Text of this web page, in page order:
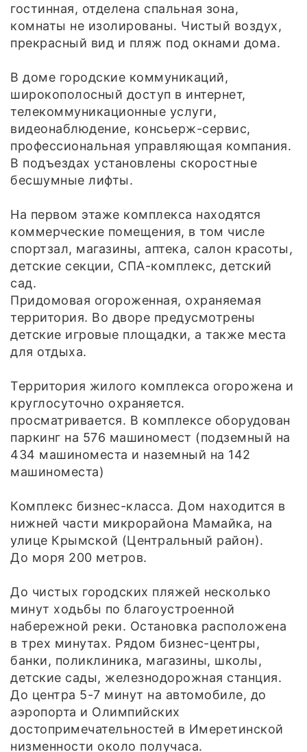
гостинная, отделена спальная зона,
комнаты не изолированы. Чистый воздух,
прекрасный вид и пляж под окнами дома.
В доме городские коммуникаций,
широкополосный доступ в интернет,
телекоммуникационные услуги,
видеонаблюдение, консьерж-сервис,
профессиональная управляющая компания.
В подъездах установлены скоростные
бесшумные лифты.
На первом этаже комплекса находятся
коммерческие помещения, в том числе
спортзал, магазины, аптека, салон красоты,
детские секции, СПА-комплекс, детский
сад.
Придомовая огороженная, охраняемая
территория. Во дворе предусмотрены
детские игровые площадки, а также места
для отдыха.
Территория жилого комплекса огорожена и
круглосуточно охраняется.
просматривается. В комплексе оборудован
паркинг на 576 машиномест (подземный на
434 машиноместа и наземный на 142
машиноместа)
Комплекс бизнес-класса. Дом находится в
нижней части микрорайона Мамайка, на
улице Крымской (Центральный район).
До моря 200 метров.
До чистых городских пляжей несколько
минут ходьбы по благоустроенной
набережной реки. Остановка расположена
в трех минутах. Рядом бизнес-центры,
банки, поликлиника, магазины, школы,
детские сады, железнодорожная станция.
До центра 5-7 минут на автомобиле, до
аэропорта и Олимпийских
достопримечательностей в Имеретинской
низменности около получаса.